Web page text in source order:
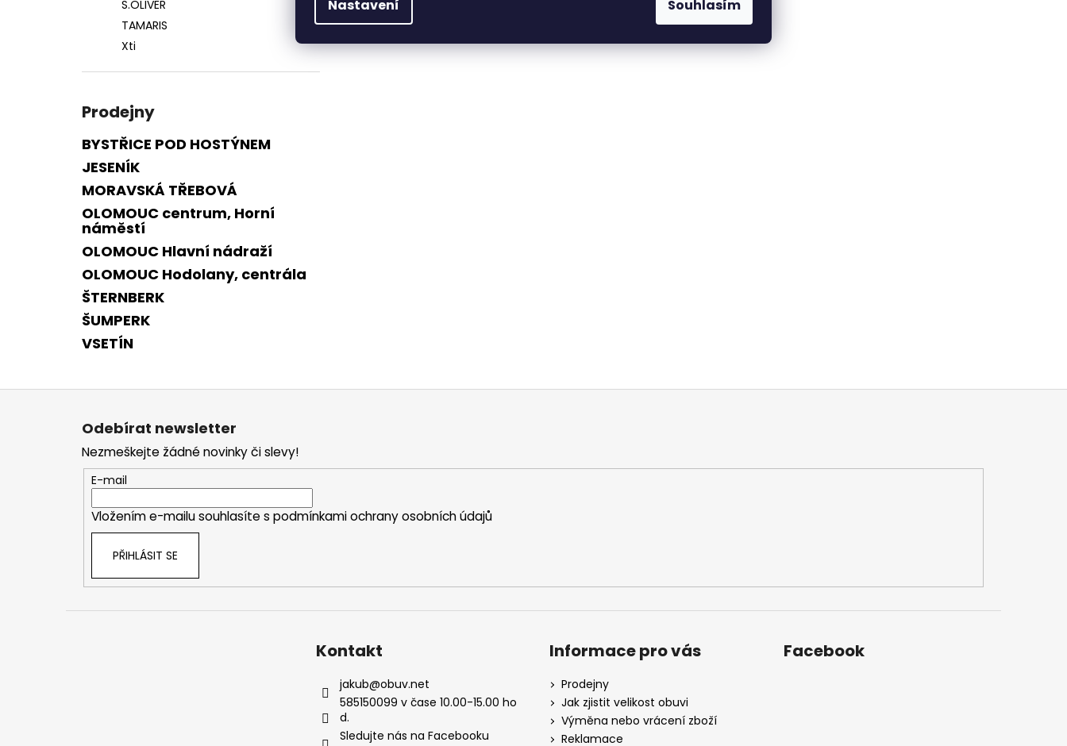
Nastavení Souhlasím
S.OLIVER
TAMARIS
Xti
Prodejny
BYSTŘICE POD HOSTÝNEM
JESENÍK
MORAVSKÁ TŘEBOVÁ
OLOMOUC centrum, Horní
náměstí
OLOMOUC Hlavní nádraží
OLOMOUC Hodolany, centrála
ŠTERNBERK
ŠUMPERK
VSETÍN
Z
Odebírat newsletter
Nezmeškejte žádné novinky či slevy!
E-mail
Vložením e-mailu souhlasíte s podmínkami ochrany osobních údajů
PŘIHLÁSIT SE
Kontakt
jakub@obuv.net
585150099 v čase 10.00-15.00 ho
d.
Sledujte nás na Facebooku
Informace pro vás
Prodejny
Jak zjistit velikost obuvi
Výměna nebo vrácení zboží
Reklamace
Facebook